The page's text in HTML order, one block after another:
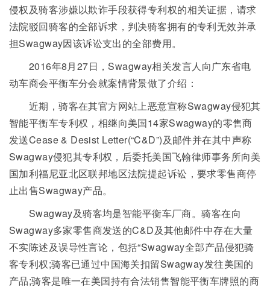
侵权及骑客涉嫌以欺诈手段获得专利权的相关证据，请求
法院驳回骑客的全部诉求，判决骑客拥有的专利无效并承
担Swagway因该诉讼支出的全部费用。
2016年8月27日，Swagway相关发言人向广东省电
动车商会平衡车分会就案情背景做了介绍：
近期，骑客在其官方网站上恶意宣称Swagway侵犯其
智能平衡车专利权，相继向美国14家Swagway的零售商
发送Cease & Desist Letter(“C&D”)及邮件并在其中声称
Swagway侵犯其专利权，后委托美国飞翰律师事务所向美
国加利福尼亚北区联邦地区法院提起诉讼，要求零售商停
止出售Swagway产品。
Swagway及骑客均是智能平衡车厂商。骑客在向
Swagway多家零售商发送的C&D及其他邮件中存在大量
不实陈述及误导性言论，包括“Swagway全部产品侵犯骑
客专利权;骑客已通过中国海关扣留Swagway发往美国的
产品;骑客是唯一在美国持有合法销售智能平衡车牌照的商